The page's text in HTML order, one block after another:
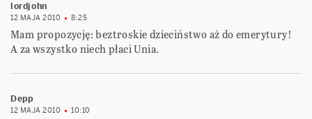
lordjohn
12 MAJA 2010 8:25
Mam propozycję: beztroskie dzieciństwo aż do emerytury!
A za wszystko niech płaci Unia.
Depp
12 MAJA 2010 10:10